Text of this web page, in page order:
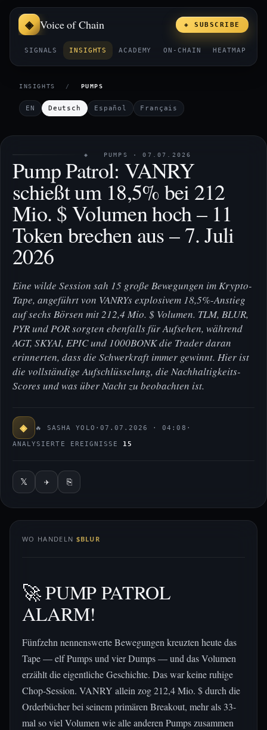
Voice of Chain
SIGNALS INSIGHTS ACADEMY ON-CHAIN HEATMAP
◈ SUBSCRIBE
INSIGHTS / PUMPS
EN Deutsch Español Français
◈ PUMPS · 07.07.2026
Pump Patrol: VANRY
schießt um 18,5% bei 212
Mio. $ Volumen hoch – 11
Token brechen aus – 7. Juli
2026
Eine wilde Session sah 15 große Bewegungen im Krypto-
Tape, angeführt von VANRYs explosivem 18,5%-Anstieg
auf sechs Börsen mit 212,4 Mio. $ Volumen. TLM, BLUR,
PYR und POR sorgten ebenfalls für Aufsehen, während
AGT, SKYAI, EPIC und 1000BONK die Trader daran
erinnerten, dass die Schwerkraft immer gewinnt. Hier ist
die vollständige Aufschlüsselung, die Nachhaltigkeits-
Scores und was über Nacht zu beobachten ist.
◈ 🔥 SASHA YOLO · 07.07.2026 · 04:08 ·
ANALYSIERTE EREIGNISSE 15
𝕏 ✈ ⎘
WO HANDELN $BLUR
🚀 PUMP PATROL
ALARM!
Fünfzehn nennenswerte Bewegungen kreuzten heute das
Tape — elf Pumps und vier Dumps — und das Volumen
erzählt die eigentliche Geschichte. Das war keine ruhige
Chop-Session. VANRY allein zog 212,4 Mio. $ durch die
Orderbücher bei seinem primären Breakout, mehr als 33-
mal so viel Volumen wie alle anderen Pumps zusammen